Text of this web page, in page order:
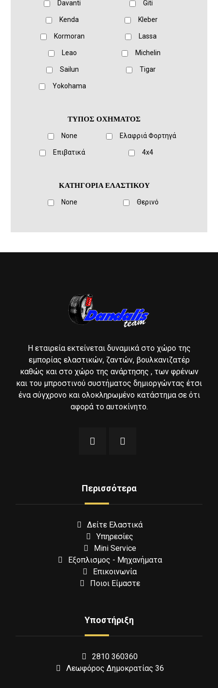
Davanti Giti
Kenda Kleber
Kormoran Lassa
Leao Michelin
Sailun Tigar
Yokohama
ΤΥΠΟΣ ΟΧΗΜΑΤΟΣ
None Ελαφριά Φορτηγά
Eπιβατικά 4x4
ΚΑΤΗΓΟΡΙΑ ΕΛΑΣΤΙΚΟΥ
None Θερινό
Η εταιρεία εκτείνεται δυναμικά στο χώρο της
εμπορίας ελαστικών, ζαντών, βουλκανιζατέρ
καθώς και στο χώρο της ανάρτησης , των φρένων
και του μπροστινού συστήματος δημιοργώντας έτσι
ένα σύγχρονο και ολοκληρωμένο κατάστημα σε ότι
αφορά το αυτοκίνητο.
Περισσότερα
Δείτε Ελαστικά
Υπηρεσίες
Mini Service
Εξοπλισμος - Μηχανήματα
Επικοινωνία
Ποιοι Είμαστε
Υποστήριξη
2810 360360
Λεωφόρος Δημοκρατίας 36